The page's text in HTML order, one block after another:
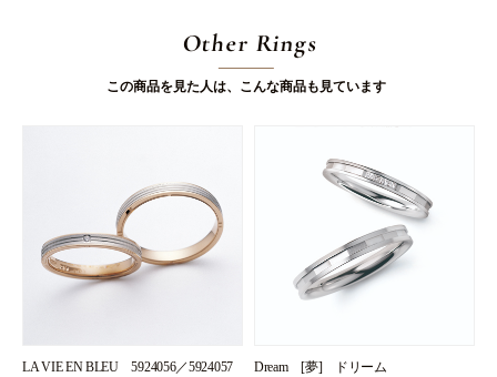
Other Rings
この商品を見た人は、こんな商品も見ています
LA VIE EN BLEU 5924056／5924057 Dream [夢] ドリーム